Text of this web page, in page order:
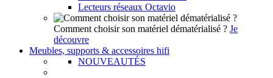
Lecteurs réseaux Octavio
Comment choisir son matériel dématérialisé ? Je
découvre
Meubles, supports & accessoires hifi
NOUVEAUTÉS